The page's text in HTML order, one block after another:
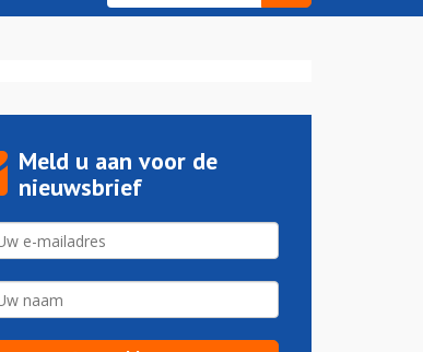
Meld u aan voor de
nieuwsbrief